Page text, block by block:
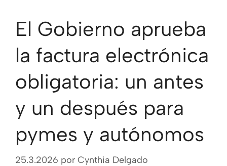
El Gobierno aprueba
la factura electrónica
obligatoria: un antes
y un después para
pymes y autónomos
25.3.2026 por Cynthia Delgado